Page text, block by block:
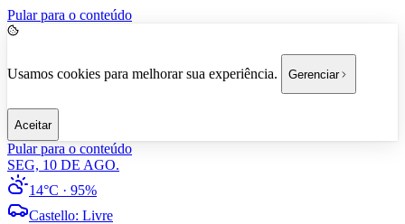
Pular para o conteúdo
Usamos cookies para melhorar sua experiência. Gerenciar
Aceitar
Pular para o conteúdo
SEG, 10 DE AGO.
14°C · 95%
Castello: Livre